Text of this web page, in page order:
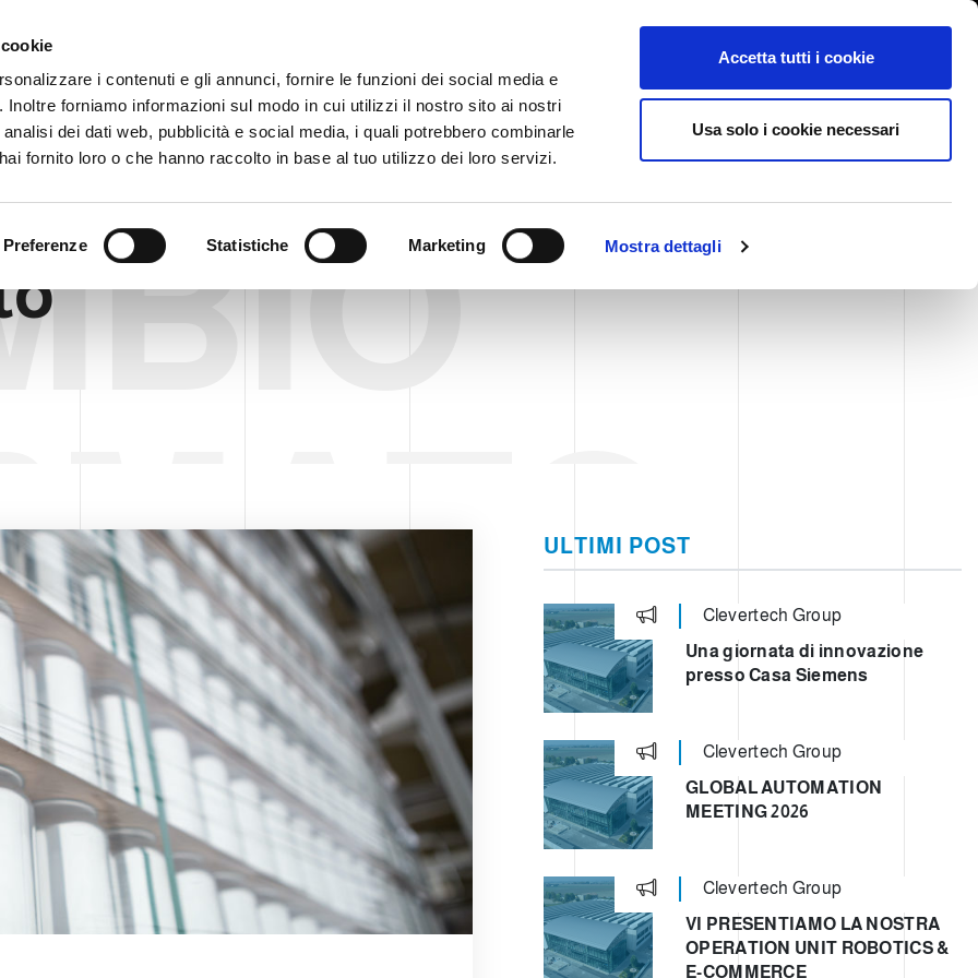
i contenuti e gli annunci, fornire le funzioni dei social media e
forniamo informazioni sul modo in cui utilizzi il nostro sito ai nostri
dei dati web, pubblicità e social media, i quali potrebbero combinarle
fornito loro o che hanno raccolto in base al tuo utilizzo dei loro servizi.
Preferenze Statistiche Marketing Mostra dettagli
Accetta tutti i cookie
Usa solo i cookie necessari
Whistleblowing International/漢語, 汉语
企业 产品 VIDEO BLOG CASE HISTORY
ULTIMI POST
Clevertech Group
Una giornata di innovazione
presso Casa Siemens
Clevertech Group
GLOBAL AUTOMATION
MEETING 2026
Clevertech Group
VI PRESENTIAMO LA NOSTRA
OPERATION UNIT ROBOTICS &
E-COMMERCE